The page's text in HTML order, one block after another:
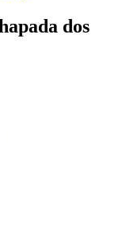
dos